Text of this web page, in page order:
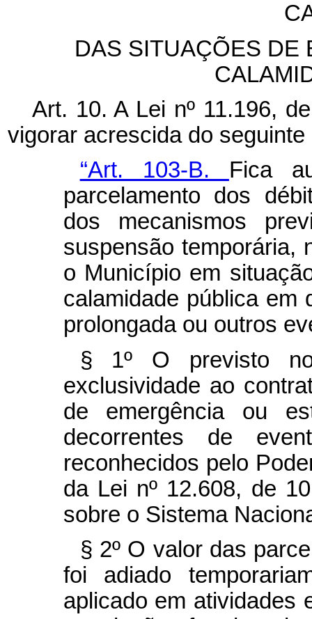
DAS SITUAÇÕES DE
Art. 10. A Lei nº 11.196,
vigorar acrescida do seguinte
“Art. 103-B. Fica
parcelamento dos
dos mecanismos
suspensão temporária,
o Município em
calamidade pública em
prolongada ou outros
§ 1º O previsto
exclusividade ao
de emergência ou
decorrentes de
reconhecidos pelo
da Lei nº 12.608, de
sobre o Sistema
§ 2º O valor das
foi adiado
aplicado em atividades